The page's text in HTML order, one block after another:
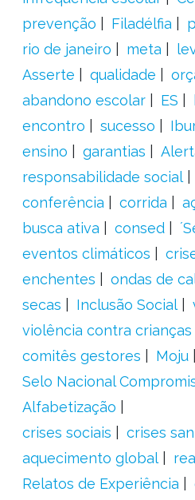
prevenção
Filadélfia
rio de janeiro
meta
Asserte
qualidade
abandono escolar
ES
encontro
sucesso
ensino
garantias
responsabilidade social
conferência
corrida
busca ativa
consed
eventos climáticos
enchentes
ondas de
secas
Inclusão Social
violência contra
comitês gestores
Moju
Selo Nacional
Alfabetização
crises sociais
crises
aquecimento global
Relatos de Experiência